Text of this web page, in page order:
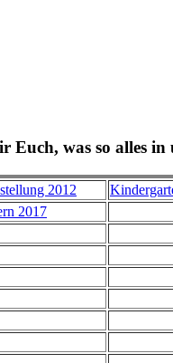
Euch, was so alles
2012
2017